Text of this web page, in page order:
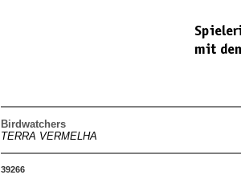
Birdwatchers
TERRA VERMELHA
39266